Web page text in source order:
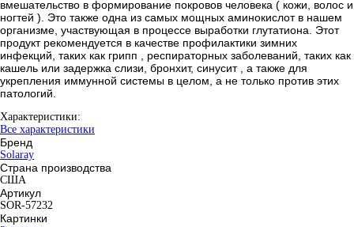
вмешательство в формирование покровов человека ( кожи, волос и
ногтей ). Это также одна из самых мощных аминокислот в нашем
организме, участвующая в процессе выработки глутатиона. Этот
продукт рекомендуется в качестве профилактики зимних
инфекций, таких как грипп , респираторных заболеваний, таких как
кашель или задержка слизи, бронхит, синусит , а также для
укрепления иммунной системы в целом, а не только против этих
патологий.
Характеристики:
Все характеристики
Бренд
Solaray
Страна производства
США
Артикул
SOR-57232
Картинки